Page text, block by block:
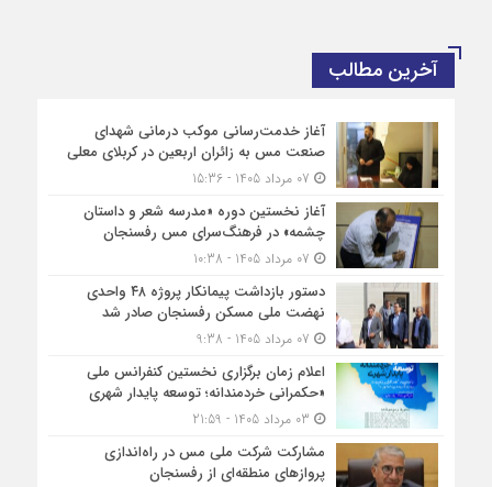
آخرین مطالب
آغاز خدمت‌رسانی موکب درمانی شهدای
صنعت مس به زائران اربعین در کربلای معلی
آغاز نخستین دوره «مدرسه شعر و داستان
چشمه» در فرهنگ‌سرای مس رفسنجان
دستور بازداشت پیمانکار پروژه ۴۸ واحدی
نهضت ملی مسکن رفسنجان صادر شد
اعلام زمان برگزاری نخستین کنفرانس ملی
«حکمرانی خردمندانه؛ توسعه پایدار شهری
مشارکت شرکت ملی مس در راه‌اندازی
پروازهای منطقه‌ای از رفسنجان